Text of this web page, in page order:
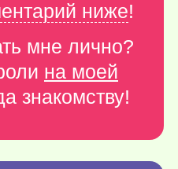
ниже!
мне лично?
на моей
знакомству!